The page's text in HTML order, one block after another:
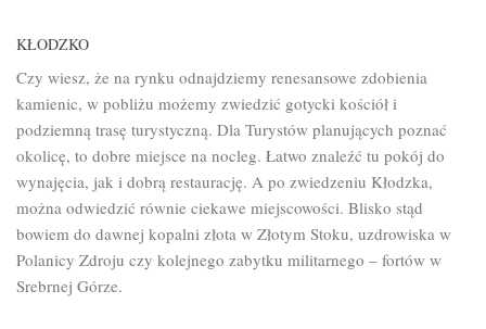
KŁODZKO
Czy wiesz, że na rynku odnajdziemy renesansowe zdobienia
kamienic, w pobliżu możemy zwiedzić gotycki kościół i
podziemną trasę turystyczną. Dla Turystów planujących poznać
okolicę, to dobre miejsce na nocleg. Łatwo znaleźć tu pokój do
wynajęcia, jak i dobrą restaurację. A po zwiedzeniu Kłodzka,
można odwiedzić równie ciekawe miejscowości. Blisko stąd
bowiem do dawnej kopalni złota w Złotym Stoku, uzdrowiska w
Polanicy Zdroju czy kolejnego zabytku militarnego – fortów w
Srebrnej Górze.